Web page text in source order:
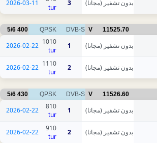
بدون تشفير (مجانا) 3
tur
2026-03-11
11525.70
V
DVB-S
QPSK
400
5/6
بدون تشفير (مجانا) 1
1010
tur
2026-02-22
بدون تشفير (مجانا) 2
1110
tur
2026-02-22
11526.60
V
DVB-S
QPSK
430
5/6
بدون تشفير (مجانا) 1
810
tur
2026-02-22
بدون تشفير (مجانا) 2
910
tur
2026-02-22